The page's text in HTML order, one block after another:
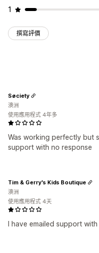
1
撰寫評價
Was working perfectly but
support with no response
Søciety
澳洲
使用應用程式 4年多
I have emailed support
Tim & Gerry's Kids Boutique
澳洲
使用應用程式 4天